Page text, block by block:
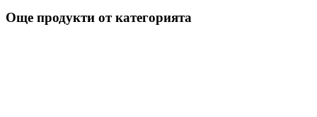
Още продукти от категорията